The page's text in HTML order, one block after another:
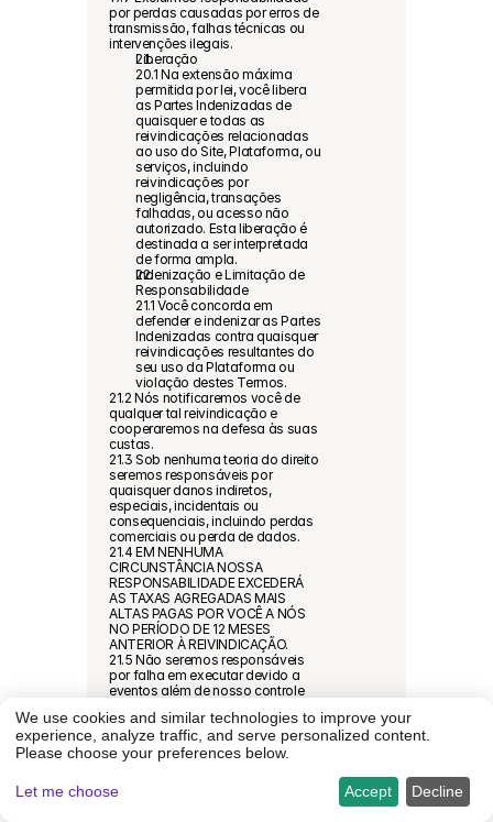
por perdas causadas por erros de
transmissão, falhas técnicas ou
intervenções ilegais.
Liberação
20.1 Na extensão máxima
permitida por lei, você libera
as Partes Indenizadas de
quaisquer e todas as
reivindicações relacionadas
ao uso do Site, Plataforma, ou
serviços, incluindo
reivindicações por
negligência, transações
falhadas, ou acesso não
autorizado. Esta liberação é
destinada a ser interpretada
de forma ampla.
Indenização e Limitação de
Responsabilidade
21.1 Você concorda em
defender e indenizar as Partes
Indenizadas contra quaisquer
reivindicações resultantes do
seu uso da Plataforma ou
violação destes Termos.
21.2 Nós notificaremos você de
qualquer tal reivindicação e
cooperaremos na defesa às suas
custas.
21.3 Sob nenhuma teoria do direito
seremos responsáveis por
quaisquer danos indiretos,
especiais, incidentais ou
consequenciais, incluindo perdas
comerciais ou perda de dados.
21.4 EM NENHUMA
CIRCUNSTÂNCIA NOSSA
RESPONSABILIDADE EXCEDERÁ
AS TAXAS AGREGADAS MAIS
ALTAS PAGAS POR VOCÊ A NÓS
NO PERÍODO DE 12 MESES
ANTERIOR À REIVINDICAÇÃO.
21.5 Não seremos responsáveis
por falha em executar devido a
eventos além de nosso controle
Suspensão ou Rescisão no
Todo ou em Parte
22.1 O acesso pode ser
We use cookies and similar technologies to improve your
experience, analyze traffic, and serve personalized content.
Please choose your preferences below.
Let me choose Decline
Accept